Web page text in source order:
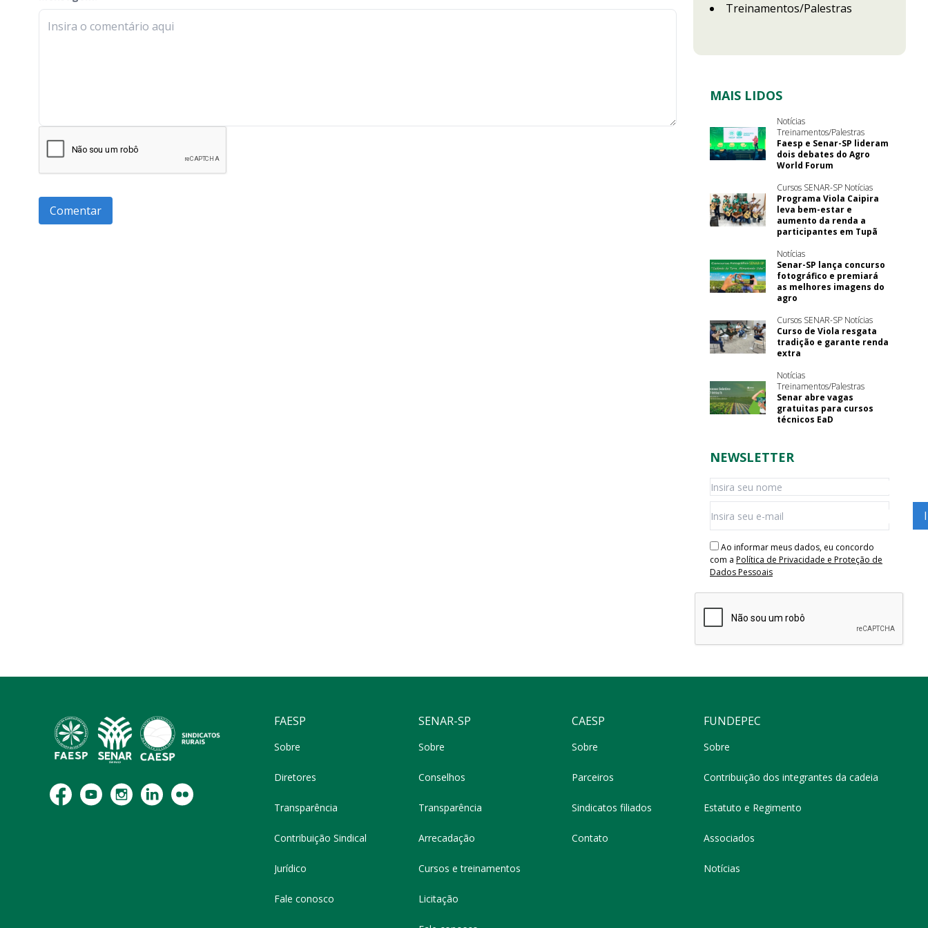
Treinamentos/Palestras
MAIS LIDOS
Notícias
Treinamentos/Palestras
Faesp e Senar-SP lideram
dois debates do Agro
World Forum
Cursos SENAR-SP Notícias
Programa Viola Caipira
leva bem-estar e
aumento da renda a
participantes em Tupã
Notícias
Senar-SP lança concurso
fotográfico e premiará
as melhores imagens do
agro
Cursos SENAR-SP Notícias
Curso de Viola resgata
tradição e garante renda
extra
Notícias
Treinamentos/Palestras
Senar abre vagas
gratuitas para cursos
técnicos EaD
NEWSLETTER
Ao informar meus dados, eu concordo
com a Política de Privacidade e Proteção de
Dados Pessoais
FAESP
Sobre
Diretores
Transparência
Contribuição Sindical
Jurídico
Fale conosco
SENAR-SP
Sobre
Conselhos
Transparência
Arrecadação
Cursos e treinamentos
Licitação
CAESP
Sobre
Parceiros
Sindicatos filiados
Contato
FUNDEPEC
Sobre
Contribuição dos integrantes da cadeia
Estatuto e Regimento
Associados
Notícias